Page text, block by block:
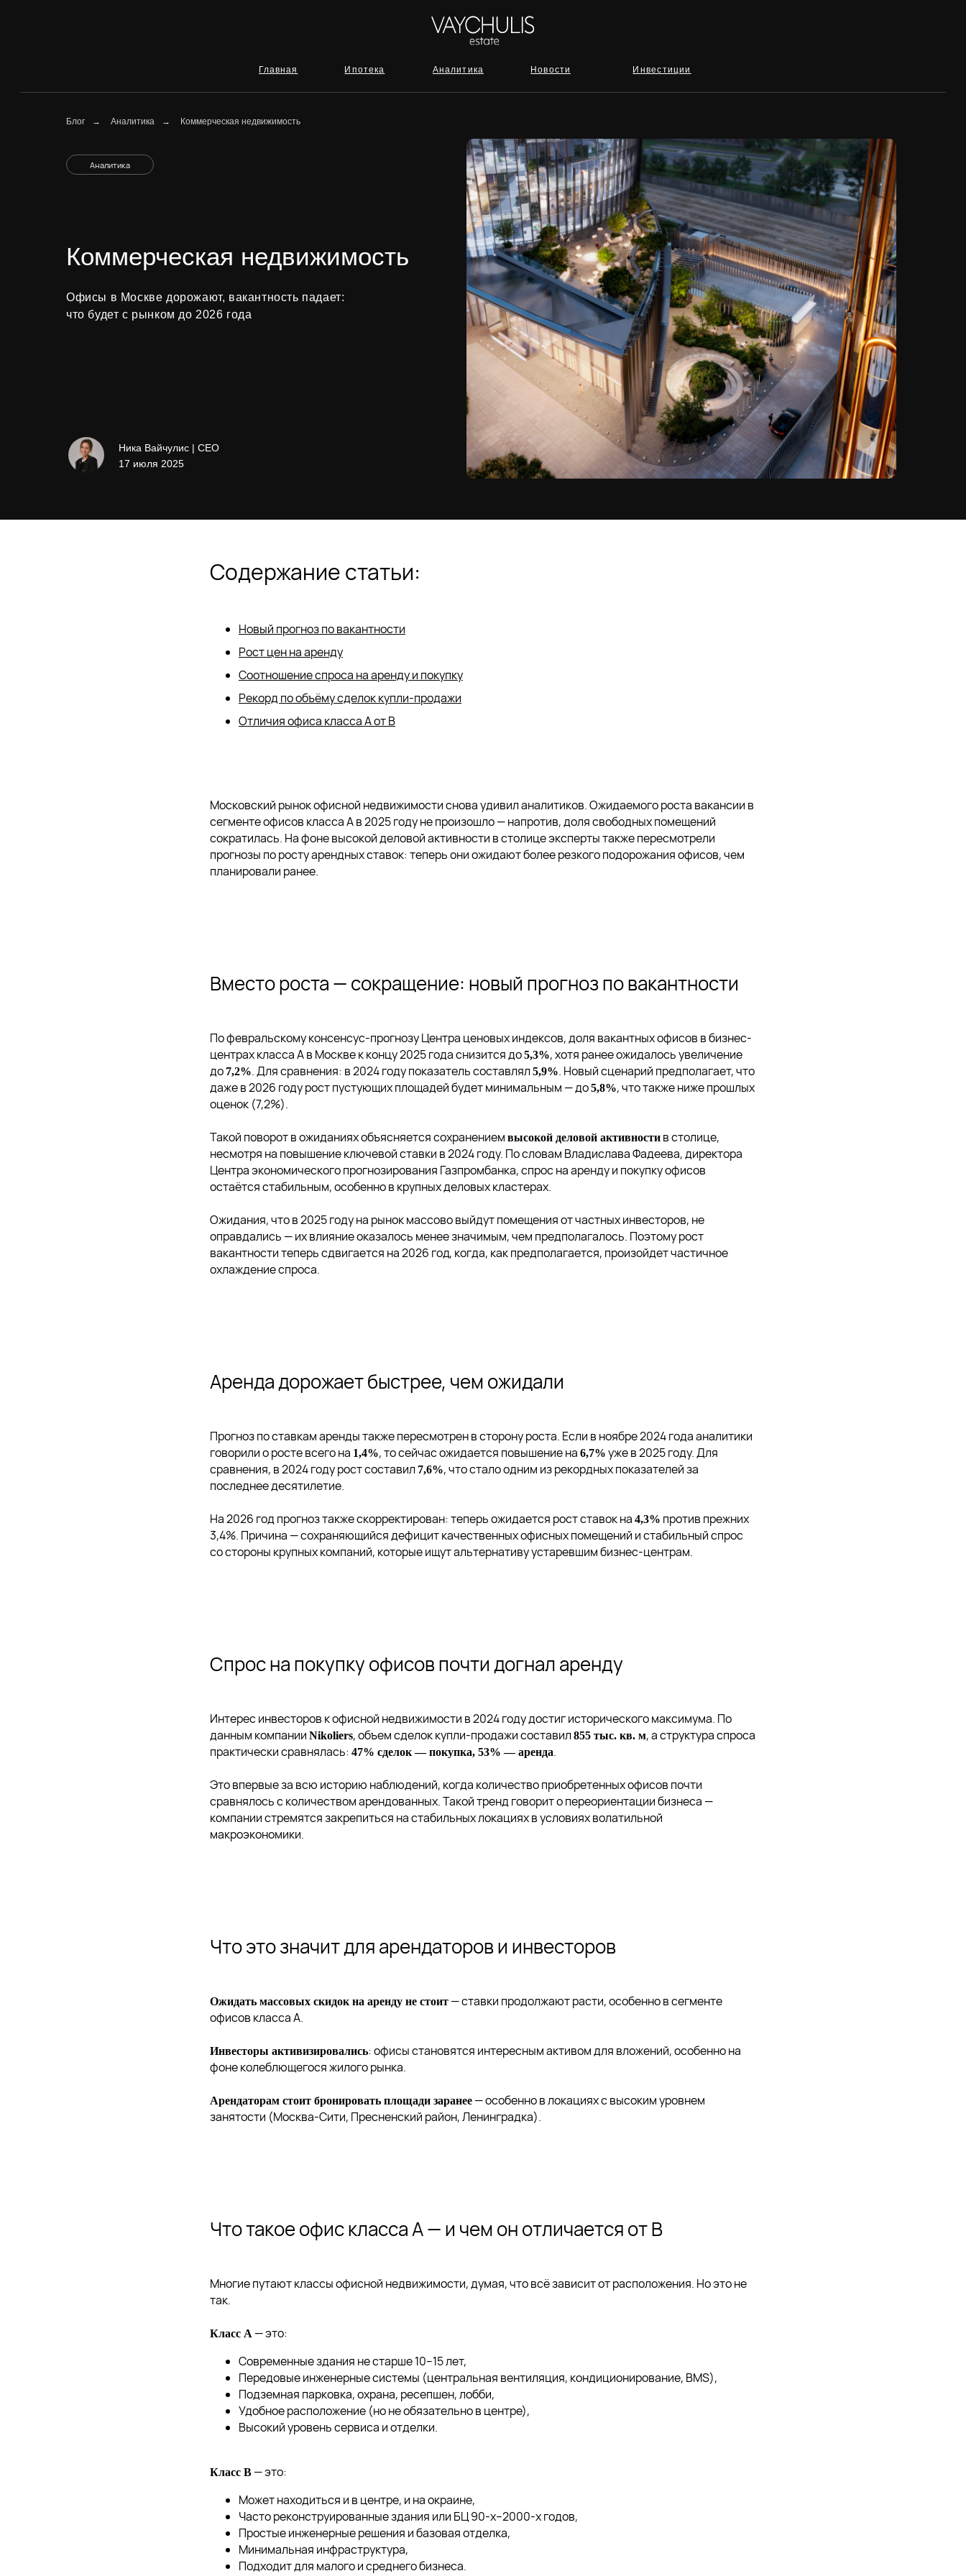
Блог → Аналитика → Коммерческая недвижимость
Коммерческая недвижимость
17 июля 2025
Ника Вайчулис | CEO
Офисы в Москве дорожают, вакантность падает:
что будет с рынком до 2026 года
Аналитика
Содержание статьи:
Новый прогноз по вакантности
Рост цен на аренду
Соотношение спроса на аренду и покупку
Рекорд по объёму сделок купли-продажи
Отличия офиса класса А от B
Московский рынок офисной недвижимости снова удивил аналитиков. Ожидаемого роста вакансии в
сегменте офисов класса А в 2025 году не произошло — напротив, доля свободных помещений
сократилась. На фоне высокой деловой активности в столице эксперты также пересмотрели
прогнозы по росту арендных ставок: теперь они ожидают более резкого подорожания офисов, чем
планировали ранее.
Вместо роста — сокращение: новый прогноз по вакантности
По февральскому консенсус-прогнозу Центра ценовых индексов, доля вакантных офисов в бизнес-
центрах класса А в Москве к концу 2025 года снизится до5,3%, хотя ранее ожидалось увеличение
до 7,2%. Для сравнения: в 2024 году показатель составлял5,9%. Новый сценарий предполагает, что
даже в 2026 году рост пустующих площадей будет минимальным — до5,8%, что также ниже прошлых
оценок (7,2%).
Такой поворот в ожиданиях объясняется сохранением высокой деловой активности в столице,
несмотря на повышение ключевой ставки в 2024 году. По словам Владислава Фадеева, директора
Центра экономического прогнозирования Газпромбанка, спрос на аренду и покупку офисов
остаётся стабильным, особенно в крупных деловых кластерах.
Ожидания, что в 2025 году на рынок массово выйдут помещения от частных инвесторов, не
оправдались — их влияние оказалось менее значимым, чем предполагалось. Поэтому рост
вакантности теперь сдвигается на 2026 год, когда, как предполагается, произойдет частичное
охлаждение спроса.
Аренда дорожает быстрее, чем ожидали
Прогноз по ставкам аренды также пересмотрен в сторону роста. Если в ноябре 2024 года аналитики
говорили о росте всего на 1,4%, то сейчас ожидается повышение на 6,7% уже в 2025 году. Для
сравнения, в 2024 году рост составил 7,6%, что стало одним из рекордных показателей за
последнее десятилетие.
На 2026 год прогноз также скорректирован: теперь ожидается рост ставок на 4,3% против прежних
3,4%. Причина — сохраняющийся дефицит качественных офисных помещений и стабильный спрос
со стороны крупных компаний, которые ищут альтернативу устаревшим бизнес-центрам.
Спрос на покупку офисов почти догнал аренду
Интерес инвесторов к офисной недвижимости в 2024 году достиг исторического максимума. По
данным компании Nikoliers, объем сделок купли-продажи составил855 тыс. кв. м, а структура спроса
практически сравнялась: 47% сделок — покупка, 53% — аренда.
Это впервые за всю историю наблюдений, когда количество приобретенных офисов почти
сравнялось с количеством арендованных. Такой тренд говорит о переориентации бизнеса —
компании стремятся закрепиться на стабильных локациях в условиях волатильной
макроэкономики.
Что это значит для арендаторов и инвесторов
Ожидать массовых скидок на аренду не стоит — ставки продолжают расти, особенно в сегменте
офисов класса А.
Инвесторы активизировались: офисы становятся интересным активом для вложений, особенно на
фоне колеблющегося жилого рынка.
Арендаторам стоит бронировать площади заранее — особенно в локациях с высоким уровнем
занятости (Москва-Сити, Пресненский район, Ленинградка).
Что такое офис класса А — и чем он отличается от B
Многие путают классы офисной недвижимости, думая, что всё зависит от расположения. Но это не
так.
Класс A — это:
Современные здания не старше 10–15 лет,
Передовые инженерные системы (центральная вентиляция, кондиционирование, BMS),
Подземная парковка, охрана, ресепшен, лобби,
Удобное расположение (но не обязательно в центре),
Высокий уровень сервиса и отделки.
Класс B — это:
Может находиться и в центре, и на окраине,
Часто реконструированные здания или БЦ 90-х–2000-х годов,
Простые инженерные решения и базовая отделка,
Минимальная инфраструктура,
Подходит для малого и среднего бизнеса.